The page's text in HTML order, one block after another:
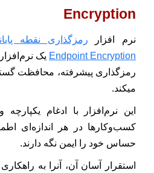
Encryption
نرم افزار
Endpoint Encryption یک
رمزگذاری پیشرفته، محافظت
میکند.
این نرم‌افزار با ادغام
کسب‌وکارها در هر اندازه‌ای
حساس خود را ایمن نگه دارند.
استقرار آسان آن، آنرا به